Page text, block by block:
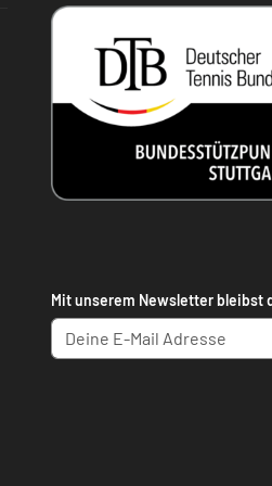
Mit unserem Newsletter bleibst